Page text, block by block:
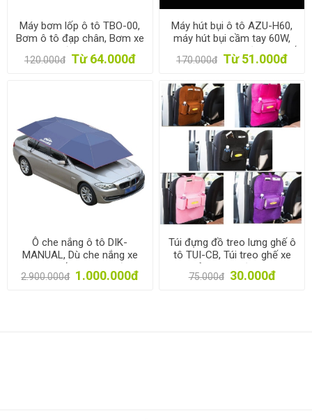
Máy bơm lốp ô tô TBO-00,
Bơm ô tô đạp chân, Bơm xe
máy, xe đạp, Bơm bóng,
Bơm du lịch
120.000đ Từ 64.000đ
Máy hút bụi ô tô AZU-H60,
máy hút bụi cầm tay 60W,
Máy hút bụi mini vệ sinh ghế
xe hơi
170.000đ Từ 51.000đ
Ô che nắng ô tô DIK-
MANUAL, Dù che nắng xe
hơi cao cấp dùng tay đóng
mở Dingku
2.900.000đ 1.000.000đ
Túi đựng đồ treo lưng ghế ô
tô TUI-CB, Túi treo ghế xe
hơi Vải không dệt, Túi sau
ghế xe đa năng
75.000đ 30.000đ